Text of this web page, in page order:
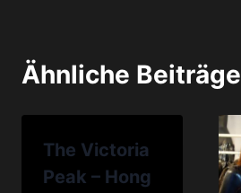
Ähnliche Beiträge
The Victoria
Peak – Hong